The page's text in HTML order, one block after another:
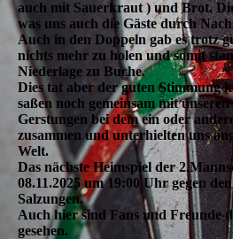
auch mit Sauerkraut ) und Brot.
was uns auch die Gäste durch
Auch in den Doppeln gab es trotz
nichts mehr zu holen und somit
Niederlage zu Buche.
Dies tat aber der guten Stimmung
saßen noch gemeinsam mit
Gerstungen bei dem ein oder
zusammen und unterhielten uns
Welt.
Das nächste Heimspiel der
08.11.2025 um 19:00 Uhr gegen
Salzungen.
Auch hier sind Fans und Freunde
gesehen.